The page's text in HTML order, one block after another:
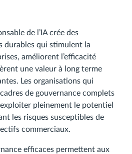
de l’IA crée des
durables qui stimulent la
améliorent l’efficacité
une valeur à long terme
Les organisations qui
de gouvernance complets
pleinement le potentiel
les risques susceptibles de
commerciaux.
efficaces permettent aux